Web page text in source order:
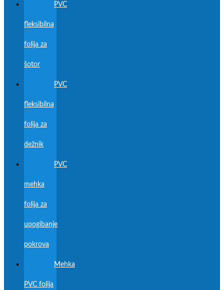
PVC
fleksibilna
folija za
šotor
PVC
fleksibilna
folija za
dežnik
PVC
mehka
folija za
upogibanje
pokrova
Mehka
PVC folija